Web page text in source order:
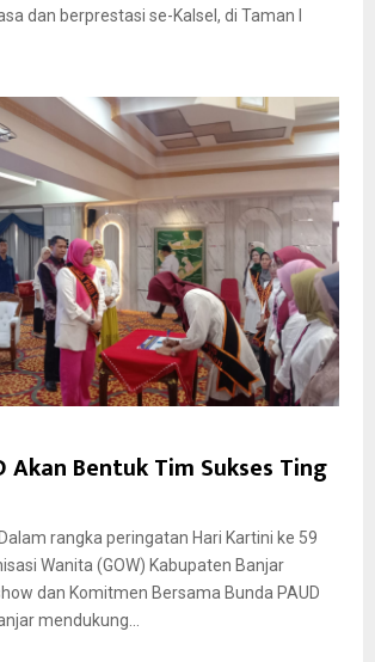
dan berprestasi se-Kalsel, di Taman I
Akan Bentuk Tim Sukses Ting
rangka peringatan Hari Kartini ke 59
Wanita (GOW) Kabupaten Banjar
dan Komitmen Bersama Bunda PAUD
mendukung...